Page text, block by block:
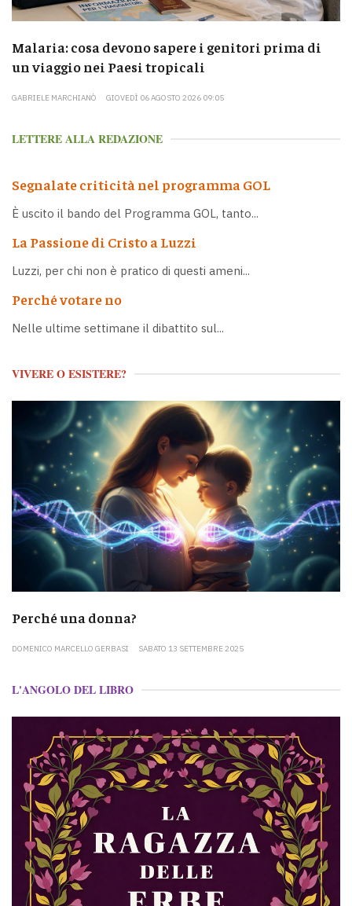
Malaria: cosa devono sapere i genitori prima di
un viaggio nei Paesi tropicali
GABRIELE MARCHIANÒ GIOVEDÌ 06 AGOSTO 2026 09:05
LETTERE ALLA REDAZIONE
Segnalate criticità nel programma GOL
È uscito il bando del Programma GOL, tanto...
La Passione di Cristo a Luzzi
Luzzi, per chi non è pratico di questi ameni...
Perché votare no
Nelle ultime settimane il dibattito sul...
VIVERE O ESISTERE?
Perché una donna?
DOMENICO MARCELLO GERBASI SABATO 13 SETTEMBRE 2025
L'ANGOLO DEL LIBRO